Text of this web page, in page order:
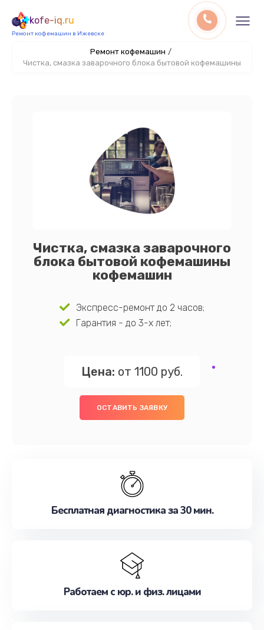
kofe-iq.ru
Ремонт кофемашин в Ижевске
Ремонт кофемашин /
Чистка, смазка заварочного блока бытовой кофемашины
Чистка, смазка заварочного
блока бытовой кофемашины
кофемашин
Экспресс-ремонт до 2 часов;
Гарантия - до 3-х лет;
Цена: от 1100 руб.
ОСТАВИТЬ ЗАЯВКУ
Бесплатная диагностика за 30 мин.
Работаем с юр. и физ. лицами